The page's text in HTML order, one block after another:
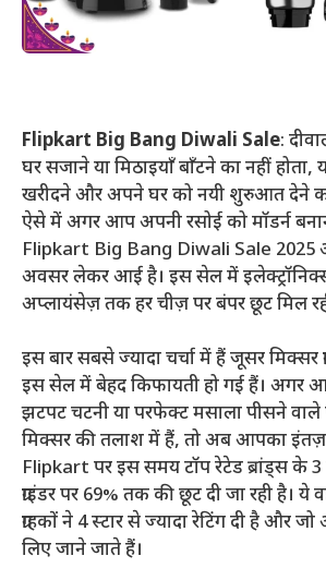
Flipkart Big Bang Diwali Sale:
घर सजाने या मिठाइयाँ बाँटने का नहीं होता,
खरीदने और अपने घर को नयी शुरुआत देने
ऐसे में अगर आप अपनी रसोई को मॉडर्न
Flipkart Big Bang Diwali Sale 2025
अवसर लेकर आई है। इस सेल में
अप्लायंसेज़ तक हर चीज़ पर बंपर छूट मिल
इस बार सबसे ज्यादा चर्चा में हैं जूसर मिक्सर
इस सेल में बेहद किफायती हो गई हैं। अगर
झटपट चटनी या परफेक्ट मसाला पीसने
मिक्सर की तलाश में हैं, तो अब आपका
Flipkart पर इस समय टॉप रेटेड ब्रांड्स के
ग्राइंडर पर 69% तक की छूट दी जा रही है। ये
ग्राहकों ने 4 स्टार से ज्यादा रेटिंग दी है और
लिए जाने जाते हैं।